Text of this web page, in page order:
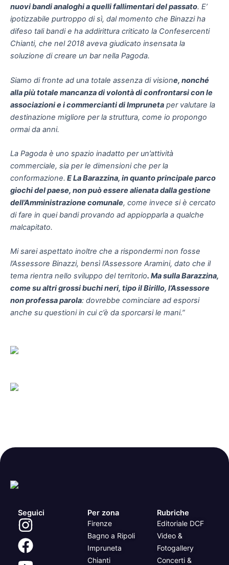
nuovi bandi analoghi a quelli fallimentari del passato. E’
ipotizzabile purtroppo di sì, dal momento che Binazzi ha
difeso tali bandi e ha addirittura criticato la Confesercenti
Chianti, che nel 2018 aveva giudicato insensata la
soluzione di creare un bar nella Pagoda.
Siamo di fronte ad una totale assenza di visione, nonché
alla più totale mancanza di volontà di confrontarsi con le
associazioni e i commercianti di Impruneta per valutare la
destinazione migliore per la struttura, come io propongo
ormai da anni.
La Pagoda è uno spazio inadatto per un’attività
commerciale, sia per le dimensioni che per la
conformazione. E La Barazzina, in quanto principale parco
giochi del paese, non può essere alienata dalla gestione
dell’Amministrazione comunale, come invece si è cercato
di fare in quei bandi provando ad appiopparla a qualche
malcapitato.
Mi sarei aspettato inoltre che a rispondermi non fosse
l’Assessore Binazzi, bensì l’Assessore Aramini, dato che il
tema rientra nello sviluppo del territorio. Ma sulla Barazzina,
come su altri grossi buchi neri, tipo il Birillo, l’Assessore
non professa parola: dovrebbe cominciare ad esporsi
anche su questioni in cui c’è da sporcarsi le mani.”
Seguici Per zona
Firenze
Bagno a Ripoli
Impruneta
Chianti
Rubriche
Editoriale DCF
Video &
Fotogallery
Concerti &